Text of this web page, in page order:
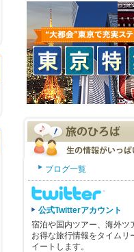
ブログ一覧
公式Twitterアカウント
宿泊や国内ツアー、海外ツ
お得な旅行情報をタイムリ
イートします。